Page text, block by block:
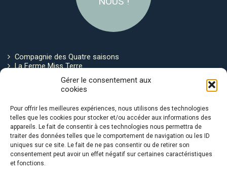
Gérer le consentement aux
cookies
Pour offrir les meilleures expériences, nous utilisons des technologies
telles que les cookies pour stocker et/ou accéder aux informations des
appareils. Le fait de consentir à ces technologies nous permettra de
traiter des données telles que le comportement de navigation ou les ID
uniques sur ce site. Le fait de ne pas consentir ou de retirer son
consentement peut avoir un effet négatif sur certaines caractéristiques
et fonctions.
Compagnie des Quatre saisons
La Ferme Miss Terre
Politique de cookies